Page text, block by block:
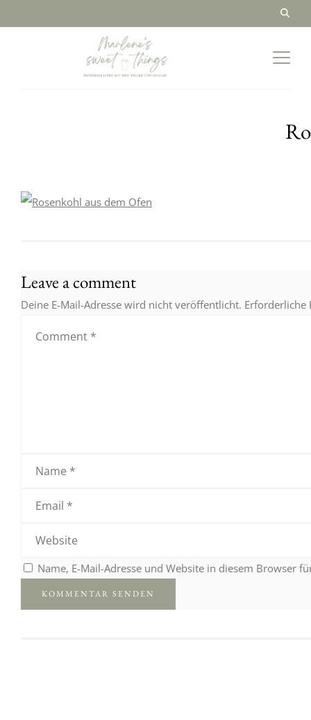
Leave a comment
Deine E-Mail-Adresse wird nicht veröffentlicht.
Name, E-Mail-Adresse und Website in diesem Browser